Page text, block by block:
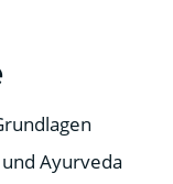
Ayurveda